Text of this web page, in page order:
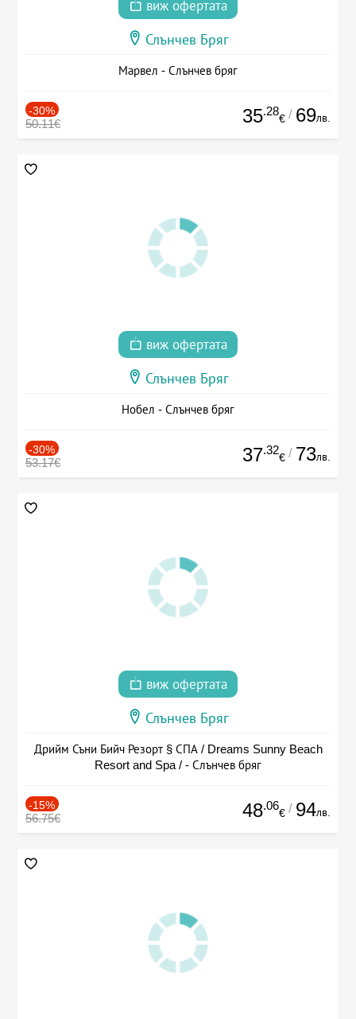
виж офертата
Слънчев Бряг
Марвел - Слънчев бряг
-30%
50.11€ 35.28
€ / 69лв.
виж офертата
Слънчев Бряг
Нобел - Слънчев бряг
-30%
53.17€ 37.32
€ / 73лв.
виж офертата
Слънчев Бряг
Дрийм Съни Бийч Резорт § СПА / Dreams Sunny Beach
Resort and Spa / - Слънчев бряг
-15%
56.75€ 48.06
€ / 94лв.